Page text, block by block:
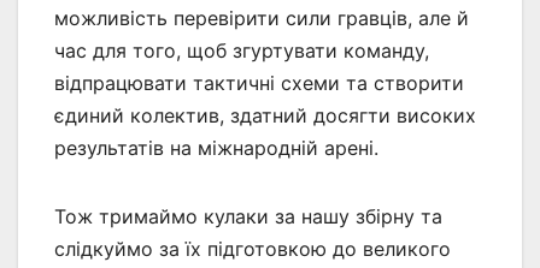
можливість перевірити сили гравців, але й
час для того, щоб згуртувати команду,
відпрацювати тактичні схеми та створити
єдиний колектив, здатний досягти високих
результатів на міжнародній арені.
Тож тримаймо кулаки за нашу збірну та
слідкуймо за їх підготовкою до великого